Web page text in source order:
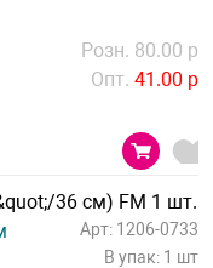
Розн. 80.00 р
Опт. 41.00 р
36 см) FM 1 шт.
Арт: 1206-0733
В упак: 1 шт